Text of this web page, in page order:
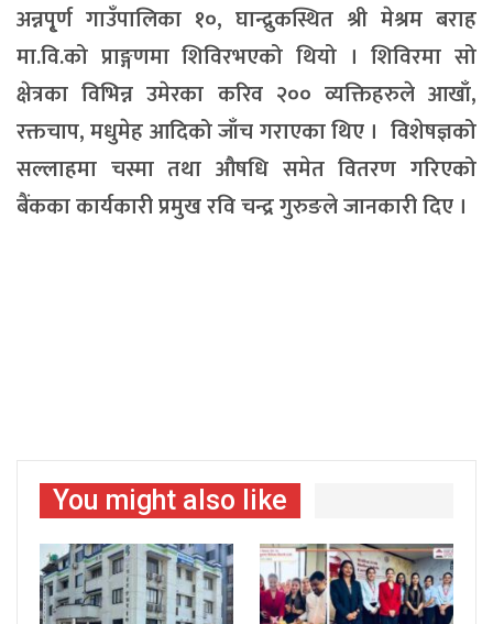
अन्नपृ्र्ण गाउँपालिका १०, घान्द्रुकस्थित श्री मेश्रम बराह
मा.वि.को प्राङ्गणमा शिविरभएको थियो । शिविरमा सो
क्षेत्रका विभिन्न उमेरका करिव २०० व्यक्तिहरुले आखाँ,
रक्तचाप, मधुमेह आदिको जाँच गराएका थिए । विशेषज्ञको
सल्लाहमा चस्मा तथा औषधि समेत वितरण गरिएको
बैंकका कार्यकारी प्रमुख रवि चन्द्र गुरुङले जानकारी दिए ।
You might also like